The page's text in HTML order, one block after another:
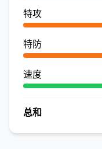
特攻
特防
速度
总和